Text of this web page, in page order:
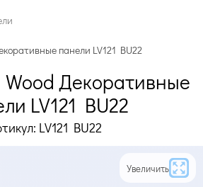
панели LV121 BU22
Декоративные
LV121 BU22
LV121 BU22
Увеличить